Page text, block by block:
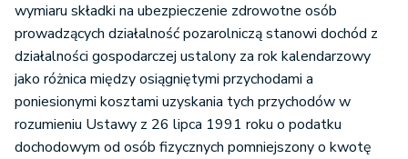
wymiaru składki na ubezpieczenie zdrowotne osób
prowadzących działalność pozarolniczą stanowi dochód z
działalności gospodarczej ustalony za rok kalendarzowy
jako różnica między osiągniętymi przychodami a
poniesionymi kosztami uzyskania tych przychodów w
rozumieniu Ustawy z 26 lipca 1991 roku o podatku
dochodowym od osób fizycznych pomniejszony o kwotę